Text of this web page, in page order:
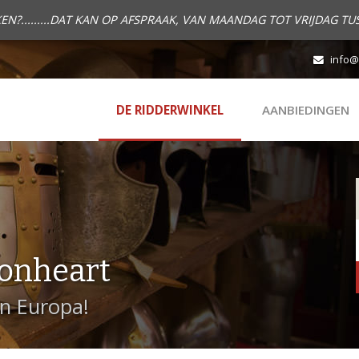
KAN OP AFSPRAAK, VAN MAANDAG TOT VRIJDAG
DE RIDDERWINKEL AANBIEDINGEN
Europa!